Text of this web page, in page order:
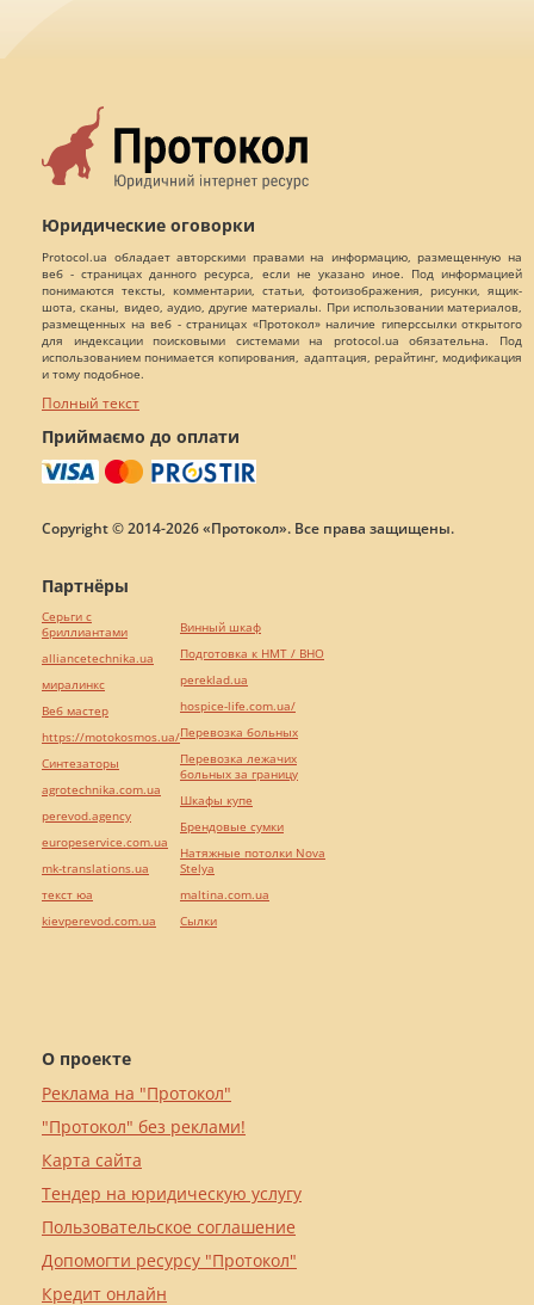
Юридические оговорки
Protocol.ua обладает авторскими правами на информацию, размещенную на
веб - страницах данного ресурса, если не указано иное. Под информацией
понимаются тексты, комментарии, статьи, фотоизображения, рисунки, ящик-
шота, сканы, видео, аудио, другие материалы. При использовании материалов,
размещенных на веб - страницах «Протокол» наличие гиперссылки открытого
для индексации поисковыми системами на protocol.ua обязательна. Под
использованием понимается копирования, адаптация, рерайтинг, модификация
и тому подобное.
Полный текст
Приймаємо до оплати
Copyright © 2014-2026 «Протокол». Все права защищены.
О проекте
Реклама на "Протокол"
"Протокол" без реклами!
Карта сайта
Тендер на юридическую услугу
Пользовательское соглашение
Допомогти ресурсу "Протокол"
Кредит онлайн
Партнёры
Серьги с
бриллиантами
alliancetechnika.ua
миралинкс
Веб мастер
https://motokosmos.ua/
Синтезаторы
agrotechnika.com.ua
perevod.agency
europeservice.com.ua
mk-translations.ua
текст юа
kievperevod.com.ua
Винный шкаф
Подготовка к НМТ / ВНО
pereklad.ua
hospice-life.com.ua/
Перевозка больных
Перевозка лежачих
больных за границу
Шкафы купе
Брендовые сумки
Натяжные потолки Nova
Stelya
maltina.com.ua
Cылки